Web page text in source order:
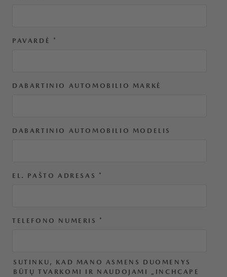
PAVARDĖ *
DABARTINIO AUTOMOBILIO MARKĖ
DABARTINIO AUTOMOBILIO MODELIS
EL. PAŠTO ADRESAS *
TELEFONO NUMERIS *
SUTINKU, KAD MANO ASMENS DUOMENYS
BŪTŲ TVARKOMI IR NAUDOJAMI „INCHCAPE